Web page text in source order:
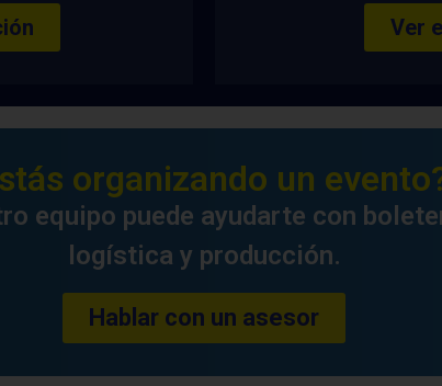
Ver
organizando un
equipo puede ayudarte con
logística y producción.
Hablar con un asesor